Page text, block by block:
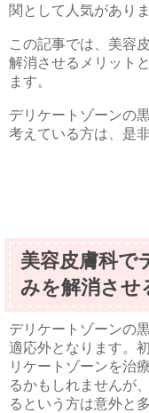
関として人気がありま
この記事では、美容
解消させるメリット
ます。
デリケートゾーンの
考えている方は、是
美容皮膚科で
みを解消させ
デリケートゾーンの
適応外となります。
リケートゾーンを治
るかもしれませんが
るという方は意外と